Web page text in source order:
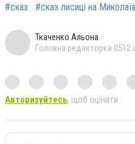
#сказ #сказ лисиці на
Ткаченко Альона
Головна редакторка
Авторизуйтесь, щоб оцінити